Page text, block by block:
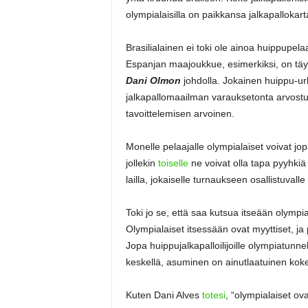
olympialaisilla on paikkansa
Brasilialainen ei toki ole ainoa
Espanjan maajoukkue, esimerkiksi, on
Dani Olmon johdolla. Jokainen huippu-
jalkapallomaailman varauksetonta
tavoittelemisen arvoinen.
Monelle pelaajalle olympialaiset voivat
jollekin toisellene voivat olla tapa
lailla, jokaiselle turnaukseen
Toki jo se, että saa kutsua itseään
Olympialaiset itsessään ovat myyttiset,
Jopa huippujalkapalloilijoille
keskellä, asuminen on ainutlaatuinen
Kuten Dani Alves totesi, “olympialaiset